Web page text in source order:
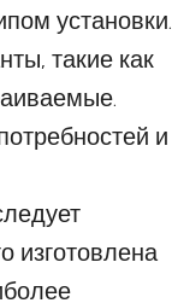
установки.
такие как
и
изготовлена